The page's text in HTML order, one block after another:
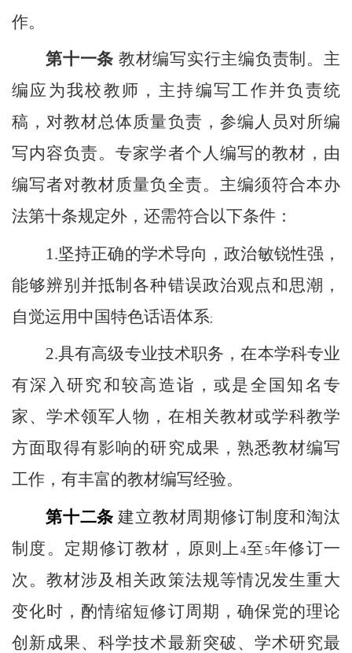
作。
第十一条 教材编写实行主编负责制。 主
编应为我校教师， 主持编写工作并负责统
稿，对教材总体质量负责，参编人员对所编
写内容负责。专家学者个人编写的教材，由
编写者对教材质量负全责。主编须符合本办
法第十条规定外，还需符合以下条件：
1.坚持正确的学术导向，政治敏锐性强，
能够辨别并抵制各种错误政治观点和思潮，
自觉运用中国特色话语体系;
2.具有高级专业技术职务，在本学科专业
有深入研究和较高造诣，或是全国知名专
家、学术领军人物，在相关教材或学科教学
方面取得有影响的研究成果，熟悉教材编写
工作，有丰富的教材编写经验。
第十二条 建立教材周期修订制度和淘汰
制度。定期修订教材，原则上 4至 5年修订一
次。教材涉及相关政策法规等情况发生重大
变化时，酌情缩短修订周期，确保党的理论
创新成果、科学技术最新突破、学术研究最